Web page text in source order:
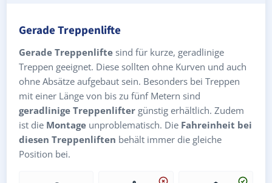
Gerade Treppenlifte
Gerade Treppenlifte sind für kurze, geradlinige
Treppen geeignet. Diese sollten ohne Kurven und auch
ohne Absätze aufgebaut sein. Besonders bei Treppen
mit einer Länge von bis zu fünf Metern sind
geradlinige Treppenlifter günstig erhältlich. Zudem
ist die Montage unproblematisch. Die Fahreinheit bei
diesen Treppenliften behält immer die gleiche
Position bei.